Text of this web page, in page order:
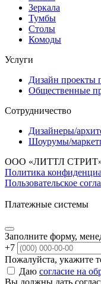
Зеркала
Тумбы
Столы
Комоды
Услуги
Дизайн проекты
Общественные
Сотрудничество
Дизайнеры/
Шоурумы/
ООО «ЛИТТЛ СТРИТ»
Политика
Пользовательское
Платежные системы
Заполните форму,
+7
Пожалуйста, укажите
Даю согласие на
Вы должны дать